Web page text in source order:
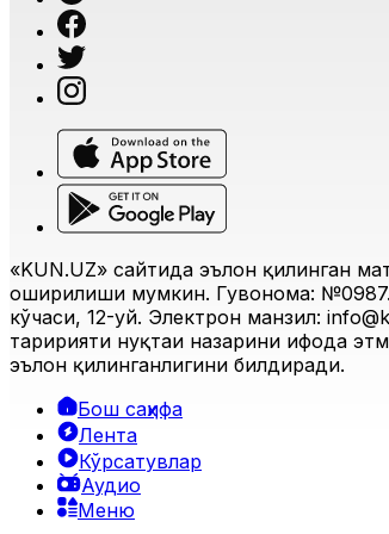
«KUN.UZ» сайтида эълон қилинган
оширилиши мумкин. Гувоҳнома: №0987.
кўчаси, 12-уй. Электрон манзил:
таҳририяти нуқтаи назарини ифода
эълон қилинганлигини билдиради.
Бош саҳифа
Лента
Кўрсатувлар
Аудио
Меню